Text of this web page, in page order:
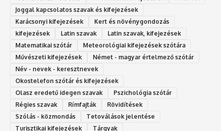
Joggal kapcsolatos szavak és kifejezések
Karácsonyi kifejezések
Kert és növénygondozás
kifejezések
Latin szavak
Latin szavak, kifejezések
Matematikai szótár
Meteorológiai kifejezések szótára
Művészeti kifejezések
Német - magyar értelmező szótár
Név - nevek - keresztnevek
Okostelefon szótár és kifejezések
Olasz eredetű idegen szavak
Ps‮gólohciz‬ia s‮átóz‬r
Régies szavak
Rímfajták
Rövidítések
Szólás - közmondás
Tetoválások jelentése
Turisztikai kifejezések
Tárgyak